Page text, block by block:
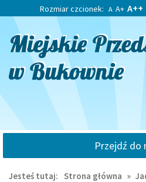
do
głównej
treści
do
wyszukiwarki
Rozmiar czcionek: A A+ A++
Przejdź do
Jesteś tutaj: Strona główna »